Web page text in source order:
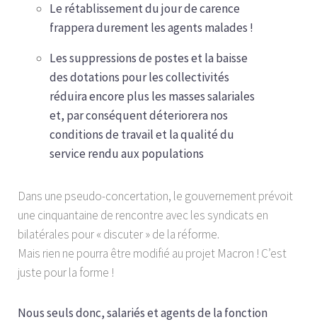
Le rétablissement du jour de carence
frappera durement les agents malades !
Les suppressions de postes et la baisse
des dotations pour les collectivités
réduira encore plus les masses salariales
et, par conséquent déteriorera nos
conditions de travail et la qualité du
service rendu aux populations
Dans une pseudo-concertation, le gouvernement prévoit
une cinquantaine de rencontre avec les syndicats en
bilatérales pour « discuter » de la réforme.
Mais rien ne pourra être modifié au projet Macron ! C’est
juste pour la forme !
Nous seuls donc, salariés et agents de la fonction